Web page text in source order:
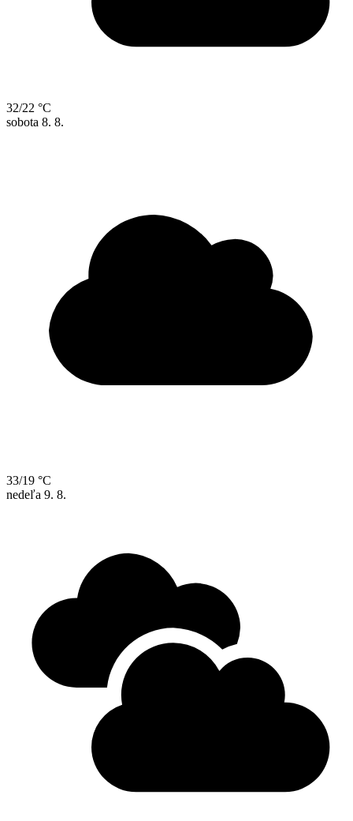
32/22 °C
sobota 8. 8.
33/19 °C
nedeľa 9. 8.